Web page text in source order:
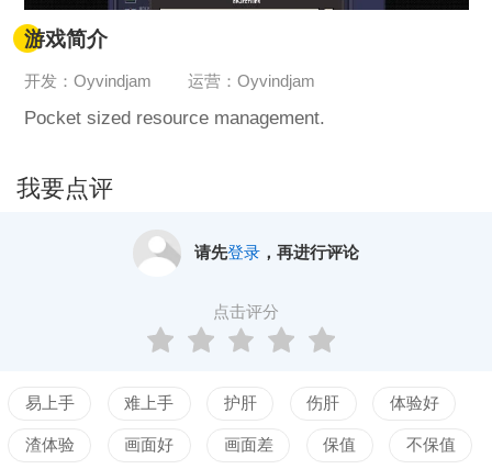
游戏简介
开发：Oyvindjam 运营：Oyvindjam
Pocket sized resource management.
我要点评
请先登录，再进行评论
点击评分
易上手 难上手 护肝 伤肝 体验好
渣体验 画面好 画面差 保值 不保值